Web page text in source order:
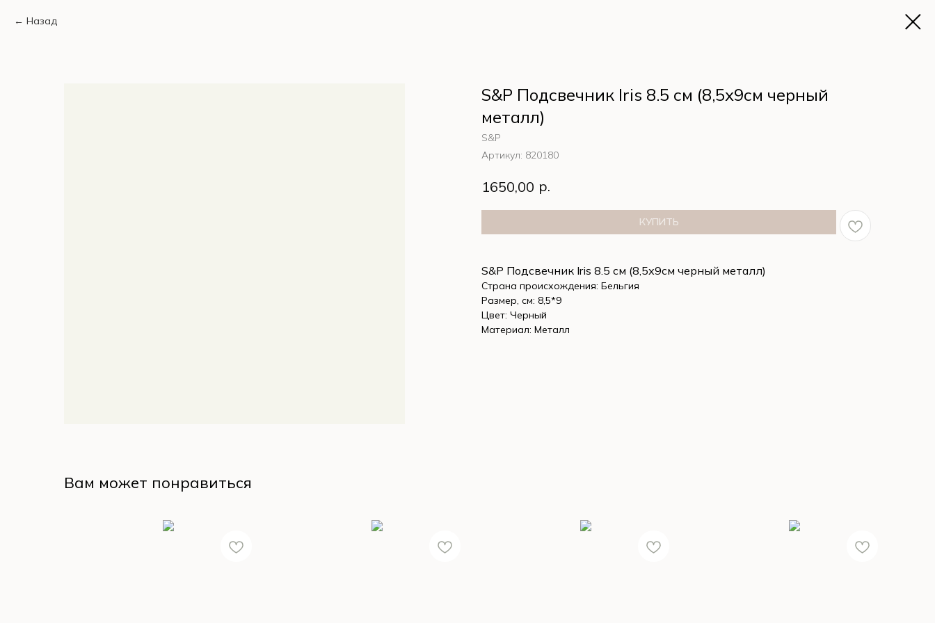
Назад
S&P Подсвечник Iris 8.5 см (8,5х9см черный
металл)
S&P
Артикул: 820180
1650,00 р.
КУПИТЬ
S&P Подсвечник Iris 8.5 см (8,5х9см черный металл)
Страна происхождения: Бельгия
Размер, см: 8,5*9
Цвет: Черный
Материал: Металл
Вам может понравиться